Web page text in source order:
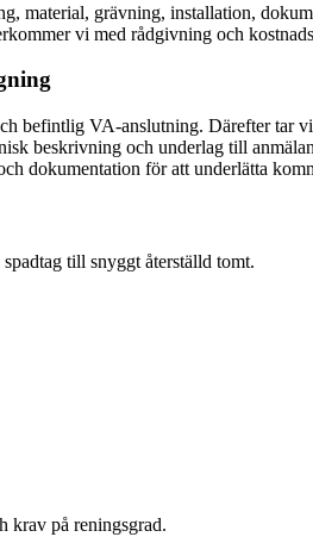
material, grävning, installation,
vi med rådgivning och
befintlig VA-anslutning. Därefter
beskrivning och underlag till
dokumentation för att underlätta
till snyggt återställd tomt.
krav på reningsgrad.